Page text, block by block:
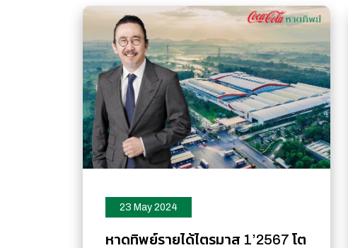
23 May 2024
หาดทิพย์รายได้ไตรมาส 1’2567 โต